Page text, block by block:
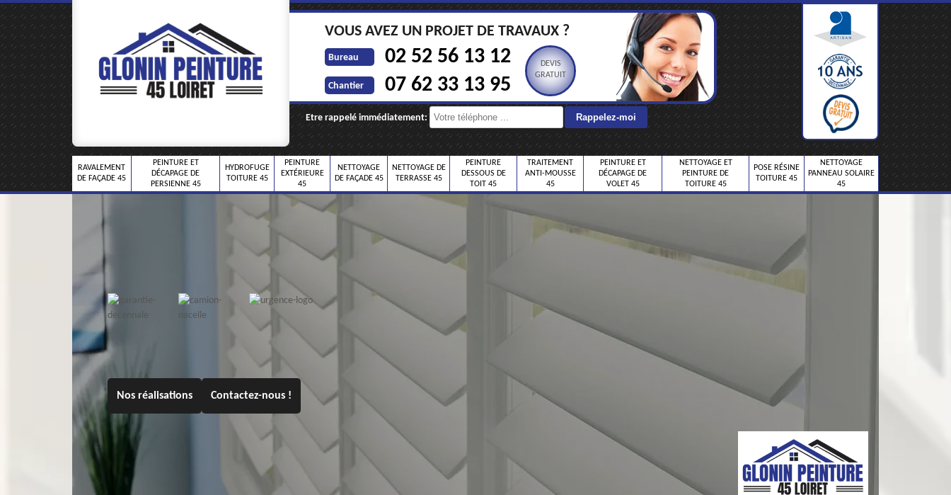
VOUS AVEZ UN PROJET DE TRAVAUX ?
Bureau 02 52 56 13 12
Chantier 07 62 33 13 95
DEVIS
GRATUIT
Etre rappelé immédiatement:
RAVALEMENT
DE FAÇADE 45
PEINTURE ET
DÉCAPAGE DE
PERSIENNE 45
HYDROFUGE
TOITURE 45
PEINTURE
EXTÉRIEURE
45
NETTOYAGE
DE FAÇADE 45
NETTOYAGE DE
TERRASSE 45
PEINTURE
DESSOUS DE
TOIT 45
TRAITEMENT
ANTI-MOUSSE
45
PEINTURE ET
DÉCAPAGE DE
VOLET 45
NETTOYAGE ET
PEINTURE DE
TOITURE 45
POSE RÉSINE
TOITURE 45
NETTOYAGE
PANNEAU SOLAIRE
45
Nos réalisations Contactez-nous !